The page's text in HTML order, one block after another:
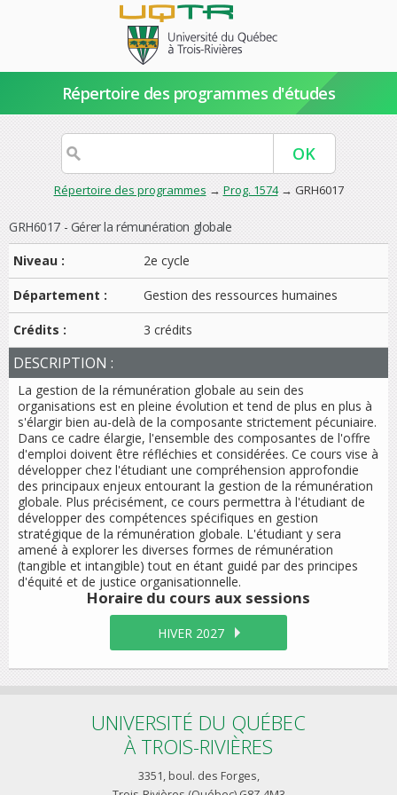
Répertoire des programmes d'études
Répertoire des programmes → Prog. 1574→ GRH6017
GRH6017 - Gérer la rémunération globale
Niveau :
2e cycle
Département : Gestion des ressources humaines
Crédits : 3 crédits
DESCRIPTION :
La gestion de la rémunération globale au sein des
organisations est en pleine évolution et tend de plus en plus à
s'élargir bien au-delà de la composante strictement pécuniaire.
Dans ce cadre élargie, l'ensemble des composantes de l'offre
d'emploi doivent être réfléchies et considérées. Ce cours vise à
développer chez l'étudiant une compréhension approfondie
des principaux enjeux entourant la gestion de la rémunération
globale. Plus précisément, ce cours permettra à l'étudiant de
développer des compétences spécifiques en gestion
stratégique de la rémunération globale. L'étudiant y sera
amené à explorer les diverses formes de rémunération
(tangible et intangible) tout en étant guidé par des principes
d'équité et de justice organisationnelle.
Horaire du cours aux sessions
HIVER 2027
UNIVERSITÉ DU QUÉBEC
À TROIS-RIVIÈRES
3351, boul. des Forges,